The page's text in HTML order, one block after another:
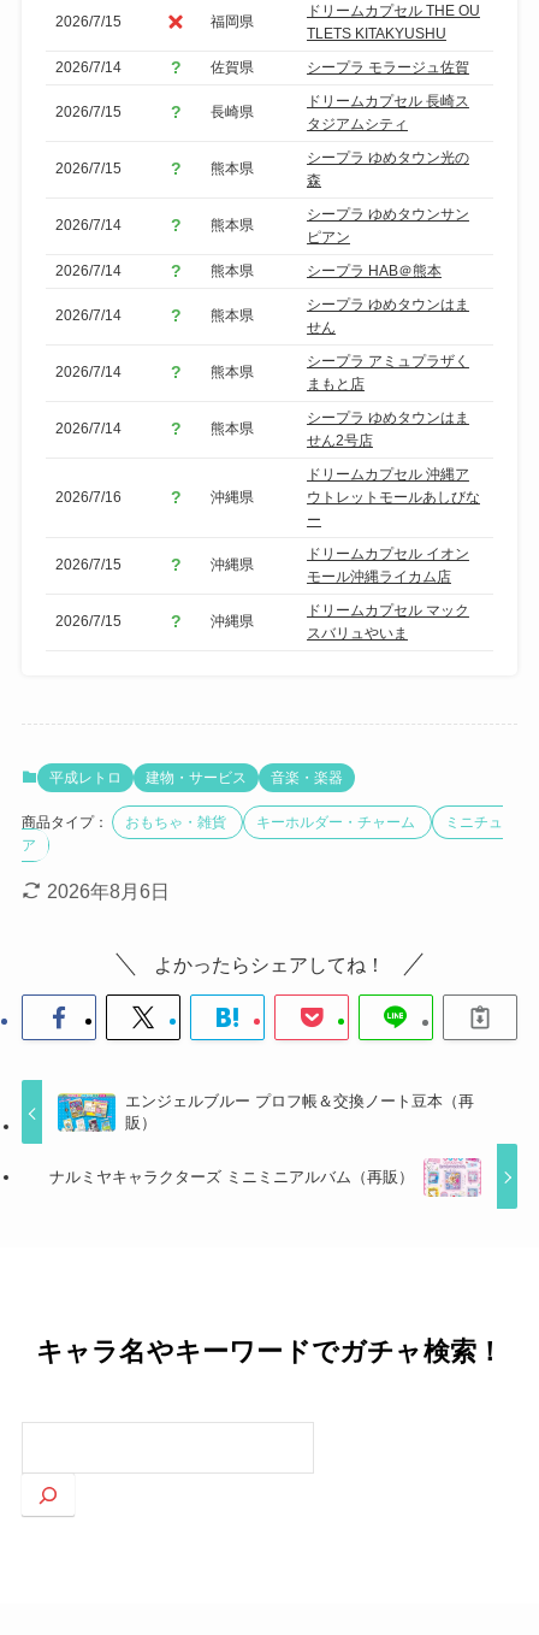
2026/7/15 福岡県
ドリームカプセル THE OU
TLETS KITAKYUSHU
2026/7/14
佐賀県 シープラ モラージュ佐賀
2026/7/15 長崎県
ドリームカプセル 長崎ス
タジアムシティ
2026/7/15 熊本県
シープラ ゆめタウン光の
森
2026/7/14 熊本県
シープラ ゆめタウンサン
ピアン
2026/7/14
熊本県 シープラ HAB＠熊本
2026/7/14 熊本県
シープラ ゆめタウンはま
せん
2026/7/14 熊本県
シープラ アミュプラザく
まもと店
2026/7/14 熊本県
シープラ ゆめタウンはま
せん2号店
2026/7/16 沖縄県
ドリームカプセル 沖縄ア
ウトレットモールあしびな
ー
2026/7/15 沖縄県
ドリームカプセル イオン
モール沖縄ライカム店
2026/7/15 沖縄県
ドリームカプセル マック
スバリュやいま
平成レトロ 建物・サービス 音楽・楽器
商品タイプ： おもちゃ・雑貨 キーホルダー・チャーム
ミニチュ
ア
2026年8月6日
よかったらシェアしてね！
エンジェルブルー プロフ帳＆交換ノート豆本（再
販）
ナルミヤキャラクターズ ミニミニアルバム（再販）
キャラ名やキーワードでガチャ検索！
索